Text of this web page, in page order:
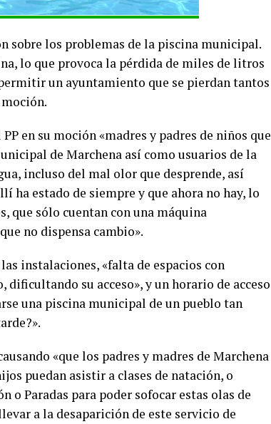
sobre los problemas de la piscina municipal.
lo que provoca la pérdida de miles de litros
un ayuntamiento que se pierdan tantos
en su moción «madres y padres de niños que
de Marchena así como usuarios de la
incluso del mal olor que desprende, así
ha estado de siempre y que ahora no hay, lo
que sólo cuentan con una máquina
no dispensa cambio».
instalaciones, «falta de espacios con
su acceso», y un horario de acceso
una piscina municipal de un pueblo tan
«que los padres y madres de Marchena
puedan asistir a clases de natación, o
o Paradas para poder sofocar estas olas de
a la desaparición de este servicio de